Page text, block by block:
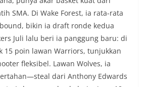
SMA. Di Wake Forest, ia rata-rata
bikin ia draft ronde kedua
Juli lalu beri ia panggung baru: di
15 poin lawan Warriors, tunjukkan
fleksibel. Lawan Wolves, ia
dari Anthony Edwards